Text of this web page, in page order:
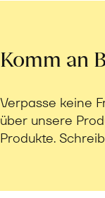
Komm an
Verpasse keine
über unsere
Produkte.